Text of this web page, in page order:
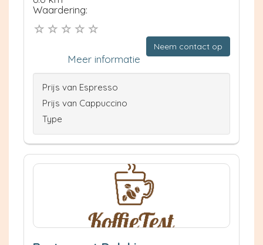
Waardering:
Neem contact op
Meer informatie
Prijs van Espresso
Prijs van Cappuccino
Type